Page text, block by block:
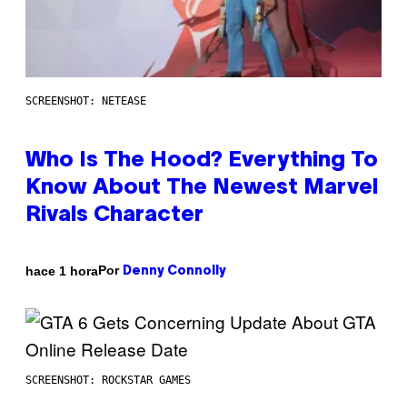
SCREENSHOT: NETEASE
Who Is The Hood? Everything To
Know About The Newest Marvel
Rivals Character
hace 1 horaPor Denny Connolly
SCREENSHOT: ROCKSTAR GAMES